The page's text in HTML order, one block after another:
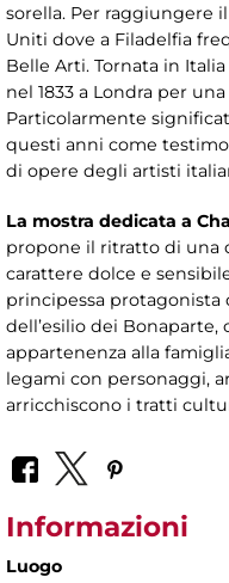
sorella. Per raggiungere
Uniti dove a Filadelfia
Belle Arti. Tornata in
nel 1833 a Londra per
Particolarmente
questi anni come
di opere degli artisti
La mostra dedicata a
propone il ritratto di una
carattere dolce e
principessa protagonista
dell’esilio dei
appartenenza alla
legami con personaggi,
arricchiscono i tratti
Informazioni
Luogo